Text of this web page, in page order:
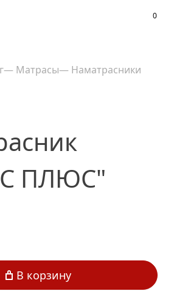
0
— Матрасы— Наматрасники
ПЛЮС"
В корзину